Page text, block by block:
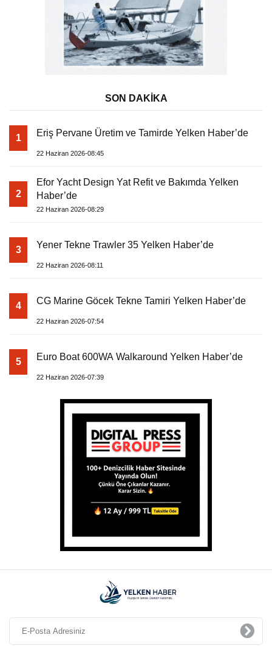
SON DAKİKA
1 Eriş Pervane Üretim ve Tamirde Yelken Haber’de
22 Haziran 2026-08:45
2
Efor Yacht Design Yat Refit ve Bakımda Yelken
Haber’de
22 Haziran 2026-08:29
3 Yener Tekne Trawler 35 Yelken Haber’de
22 Haziran 2026-08:11
4 CG Marine Göcek Tekne Tamiri Yelken Haber’de
22 Haziran 2026-07:54
5 Euro Boat 600WA Walkaround Yelken Haber’de
22 Haziran 2026-07:39